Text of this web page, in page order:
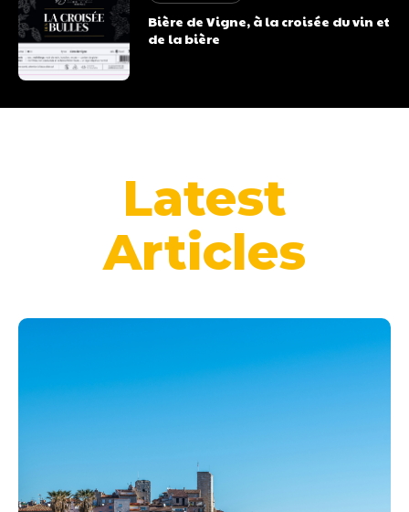
Bière de Vigne, à la croisée du vin et
de la bière
Latest
Articles